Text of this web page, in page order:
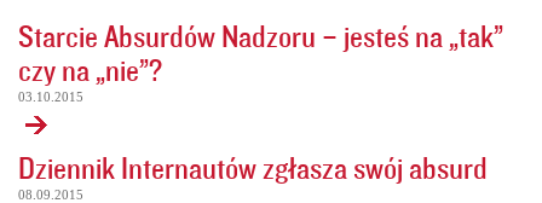
Starcie Absurdów Nadzoru – jesteś na „tak”
czy na „nie”?
03.10.2015
Dziennik Internautów zgłasza swój absurd
08.09.2015